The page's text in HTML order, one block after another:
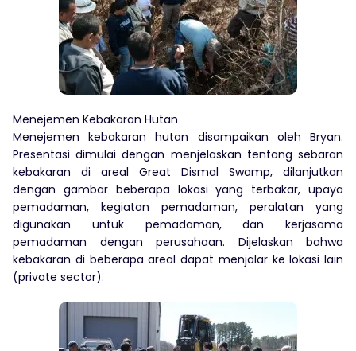
Menejemen Kebakaran Hutan
Menejemen kebakaran hutan disampaikan oleh Bryan.
Presentasi dimulai dengan menjelaskan tentang sebaran
kebakaran di areal Great Dismal Swamp, dilanjutkan
dengan gambar beberapa lokasi yang terbakar, upaya
pemadaman, kegiatan pemadaman, peralatan yang
digunakan untuk pemadaman, dan kerjasama
pemadaman dengan perusahaan. Dijelaskan bahwa
kebakaran di beberapa areal dapat menjalar ke lokasi lain
(private sector).